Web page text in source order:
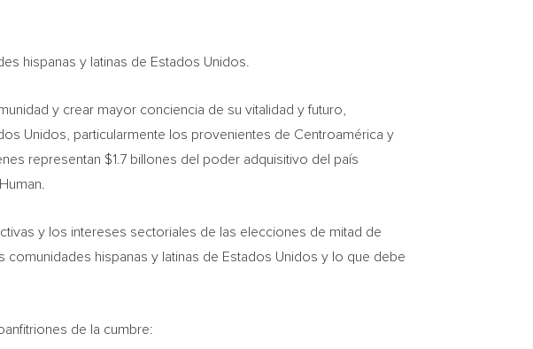
hispanas y latinas de Estados Unidos.
y crear mayor conciencia de su vitalidad y futuro,
Unidos, particularmente los provenientes de Centroamérica y
representan $1.7 billones del poder adquisitivo del país
y los intereses sectoriales de las elecciones de mitad de
hispanas y latinas de Estados Unidos y lo que debe
de la cumbre: